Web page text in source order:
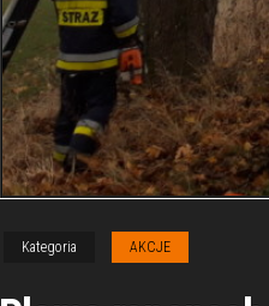
Kategoria AKCJE